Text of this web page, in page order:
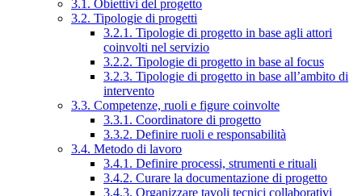
3.1. Obiettivi del progetto
3.2. Tipologie di progetti
3.2.1. Tipologie di progetto in base agli attori
coinvolti nel servizio
3.2.2. Tipologie di progetto in base al focus
3.2.3. Tipologie di progetto in base all’ambito di
intervento
3.3. Competenze, ruoli e figure coinvolte
3.3.1. Coordinatore di progetto
3.3.2. Definire ruoli e responsabilità
3.4. Metodo di lavoro
3.4.1. Definire processi, strumenti e rituali
3.4.2. Curare la documentazione di progetto
3.4.3. Organizzare tavoli tecnici collaborativi